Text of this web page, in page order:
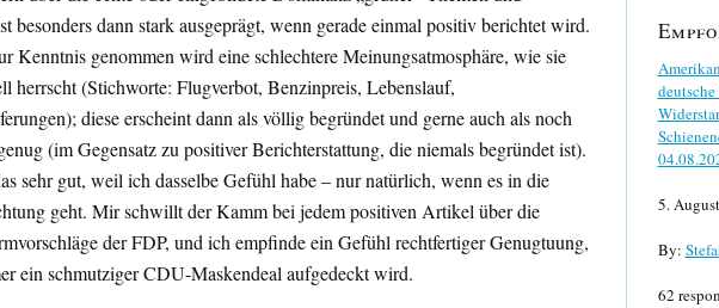
besonders dann stark ausgeprägt, wenn gerade einmal positiv berichtet wird.
Kenntnis genommen wird eine schlechtere Meinungsatmosphäre, wie sie
herrscht (Stichworte: Flugverbot, Benzinpreis, Lebenslauf,
diese erscheint dann als völlig begründet und gerne auch als noch
(im Gegensatz zu positiver Berichterstattung, die niemals begründet ist).
sehr gut, weil ich dasselbe Gefühl habe – nur natürlich, wenn es in die
geht. Mir schwillt der Kamm bei jedem positiven Artikel über die
der FDP, und ich empfinde ein Gefühl rechtfertiger Genugtuung,
ein schmutziger CDU-Maskendeal aufgedeckt wird.
5.
By:
62